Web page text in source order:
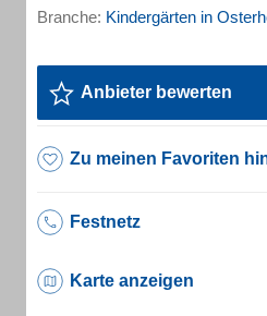
Branche: Kindergärten in
Anbieter bewerten
Zu meinen Favoriten
Festnetz
Karte anzeigen